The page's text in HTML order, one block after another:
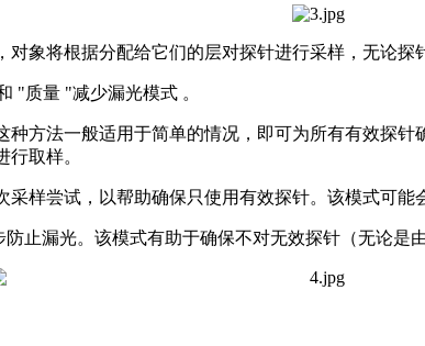
对象将根据分配给它们的层对探针进行采样，无论探
"质量 "减少漏光模式 。
方法一般适用于简单的情况，即可为所有有效探
取样。
样尝试，以帮助确保只使用有效探针。该模式可能
止漏光。该模式有助于确保不对无效探针（无论是